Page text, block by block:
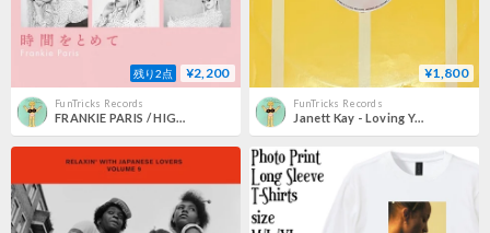
残り2点 ¥2,200
FunTricks Records
FRANKIE PARIS / HIGGS - 時間をとめて / And Time Flows [7][It's A Romance]
¥1,800
FunTricks Records
Janett Kay - Loving You [12][All Tone] (USED)